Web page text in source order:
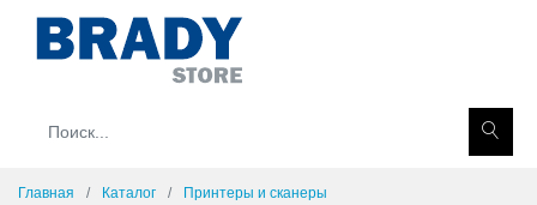
Главная Каталог
Принтеры и сканеры